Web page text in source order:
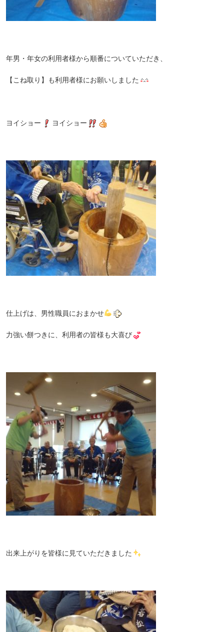
年男・年女の利用者様から順番についていただき、
【こね取り】も利用者様にお願いしました
ヨイショー ヨイショー
仕上げは、男性職員におまかせ
力強い餅つきに、利用者の皆様も大喜び
出来上がりを皆様に見ていただきました